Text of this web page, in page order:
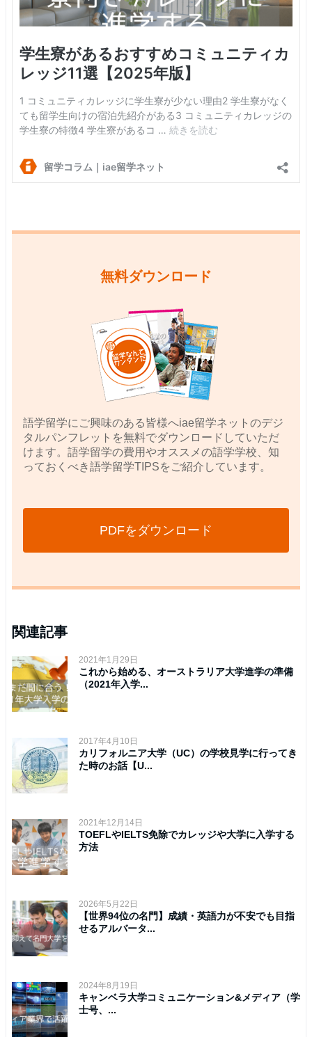
無料ダウンロード
語学留学にご興味のある皆様へiae留学ネットのデジ
タルパンフレットを無料でダウンロードしていただ
けます。語学留学の費用やオススメの語学学校、知
っておくべき語学留学TIPSをご紹介しています。
PDFをダウンロード
関連記事
2021年1月29日
これから始める、オーストラリア大学進学の準備
（2021年入学...
2017年4月10日
カリフォルニア大学（UC）の学校見学に行ってき
た時のお話【U...
2021年12月14日
TOEFLやIELTS免除でカレッジや大学に入学する
方法
2026年5月22日
【世界94位の名門】成績・英語力が不安でも目指
せるアルバータ...
2024年8月19日
キャンベラ大学コミュニケーション&メディア（学
士号、...